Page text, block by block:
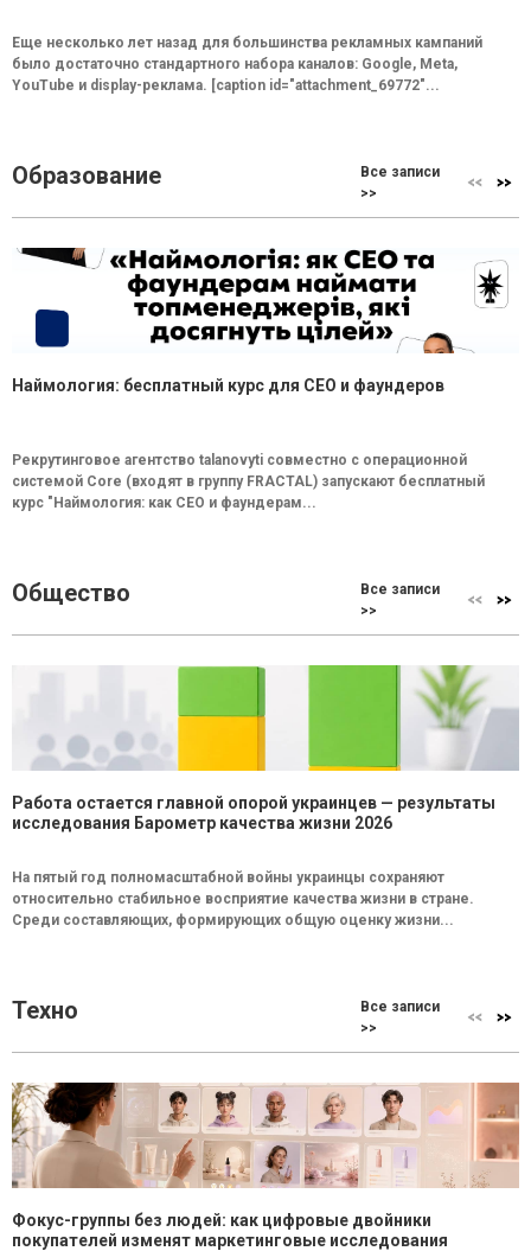
Еще несколько лет назад для большинства рекламных кампаний
было достаточно стандартного набора каналов: Google, Meta,
YouTube и display-реклама. [caption id="attachment_69772"...
Образование
Все записи
>>
Наймология: бесплатный курс для CEO и фаундеров
Рекрутинговое агентство talanovyti совместно с операционной
системой Core (входят в группу FRACTAL) запускают бесплатный
курс "Наймология: как СEO и фаундерам...
Общество
Все записи
>>
Работа остается главной опорой украинцев — результаты
исследования Барометр качества жизни 2026
На пятый год полномасштабной войны украинцы сохраняют
относительно стабильное восприятие качества жизни в стране.
Среди составляющих, формирующих общую оценку жизни...
Техно
Все записи
>>
Фокус-группы без людей: как цифровые двойники
покупателей изменят маркетинговые исследования